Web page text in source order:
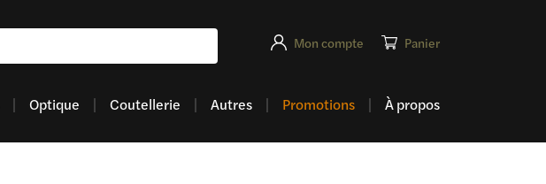
Mon compte Panier
Optique Coutellerie Autres Promotions À propos